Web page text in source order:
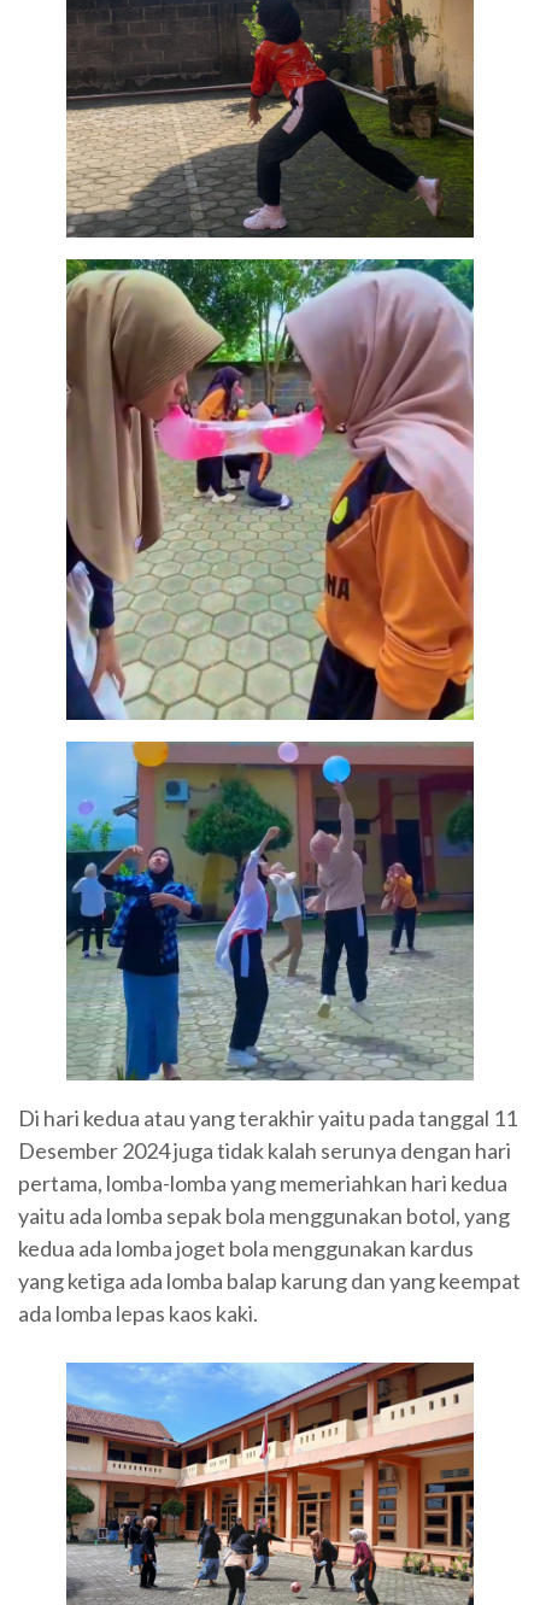
Di hari kedua atau yang terakhir yaitu pada tanggal 11
Desember 2024 juga tidak kalah serunya dengan hari
pertama, lomba-lomba yang memeriahkan hari kedua
yaitu ada lomba sepak bola menggunakan botol, yang
kedua ada lomba joget bola menggunakan kardus
yang ketiga ada lomba balap karung dan yang keempat
ada lomba lepas kaos kaki.